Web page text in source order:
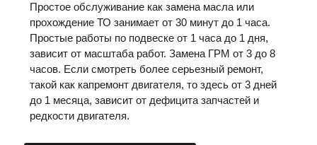
Простое обслуживание как замена масла или
прохождение ТО занимает от 30 минут до 1 часа.
Простые работы по подвеске от 1 часа до 1 дня,
зависит от масштаба работ. Замена ГРМ от 3 до 8
часов. Если смотреть более серьезный ремонт,
такой как капремонт двигателя, то здесь от 3 дней
до 1 месяца, зависит от дефицита запчастей и
редкости двигателя.